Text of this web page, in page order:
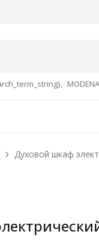
Духовой шкаф